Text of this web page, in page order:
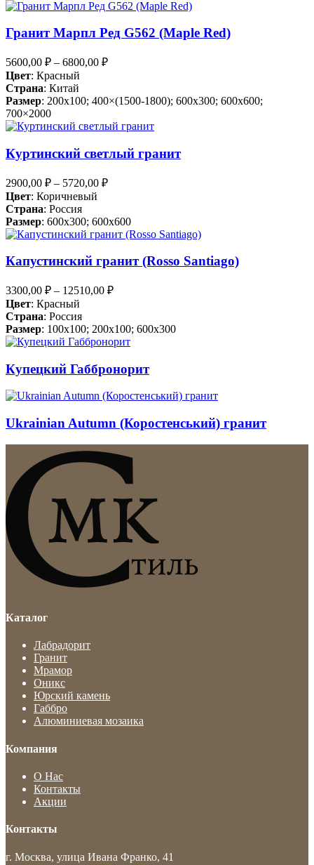
Гранит Марпл Ред G562 (Maple Red)
5600,00 ₽ – 6800,00 ₽
Цвет: Красный
Страна: Китай
Размер: 200x100; 400×(1500-1800); 600x300; 600x600;
700×2000
Куртинский светлый гранит
2900,00 ₽ – 5720,00 ₽
Цвет: Коричневый
Страна: Россия
Размер: 600x300; 600x600
Капустинский гранит (Rosso Santiago)
3300,00 ₽ – 12510,00 ₽
Цвет: Красный
Страна: Россия
Размер: 100x100; 200x100; 600x300
Купецкий Габбронорит
Ukrainian Autumn (Коростенський) гранит
Каталог
Лабрадорит
Гранит
Мрамор
Оникс
Юрский камень
Габбро
Алюминиевая мозаика
Компания
О Нас
Контакты
Акции
Контакты
г. Москва, улица Ивана Франко, 41